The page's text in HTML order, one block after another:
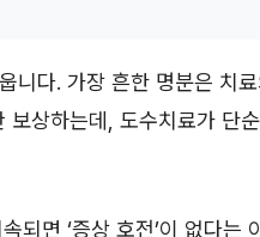
다. 가장 흔한 명분은 치료
보상하는데, 도수치료가 단
면 ‘증상 호전’이 없다는